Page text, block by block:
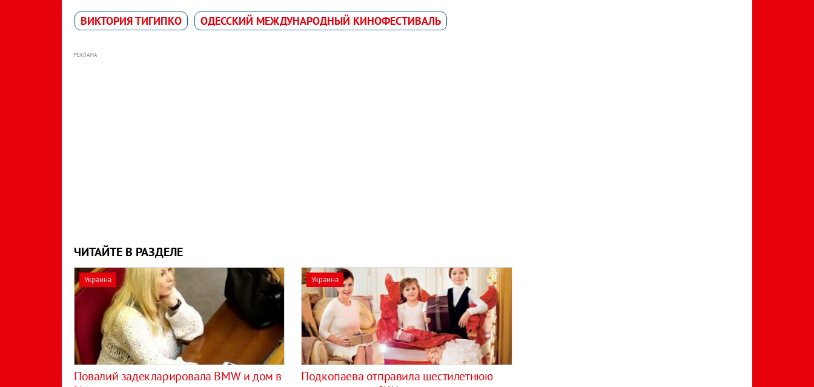
ВИКТОРИЯ ТИГИПКО ОДЕССКИЙ МЕЖДУНАРОДНЫЙ КИНОФЕСТИВАЛЬ
РЕКЛАМА
ЧИТАЙТЕ В РАЗДЕЛЕ
Украина
Повалий задекларировала BMW и дом в
Украина
Подкопаева отправила шестилетнюю